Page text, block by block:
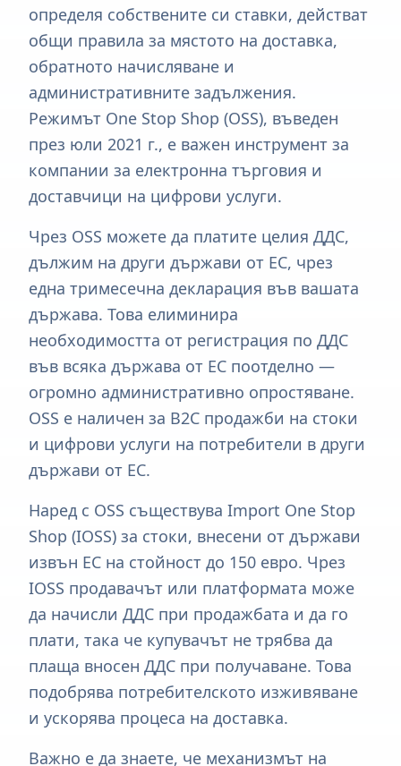
определя собствените си ставки, действат
общи правила за мястото на доставка,
обратното начисляване и
административните задължения.
Режимът One Stop Shop (OSS), въведен
през юли 2021 г., е важен инструмент за
компании за електронна търговия и
доставчици на цифрови услуги.
Чрез OSS можете да платите целия ДДС,
дължим на други държави от ЕС, чрез
една тримесечна декларация във вашата
държава. Това елиминира
необходимостта от регистрация по ДДС
във всяка държава от ЕС поотделно —
огромно административно опростяване.
OSS е наличен за B2C продажби на стоки
и цифрови услуги на потребители в други
държави от ЕС.
Наред с OSS съществува Import One Stop
Shop (IOSS) за стоки, внесени от държави
извън ЕС на стойност до 150 евро. Чрез
IOSS продавачът или платформата може
да начисли ДДС при продажбата и да го
плати, така че купувачът не трябва да
плаща вносен ДДС при получаване. Това
подобрява потребителското изживяване
и ускорява процеса на доставка.
Важно е да знаете, че механизмът на